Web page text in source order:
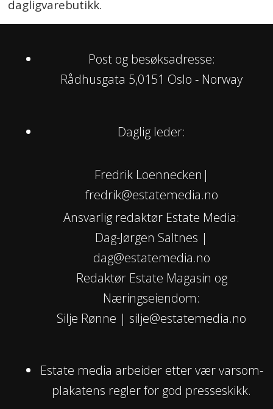
dagligvarebutikk.
Post og besøksadresse:
Rådhusgata 5,0151 Oslo - Norway
Daglig leder:
Fredrik Loennecken|
fredrik@estatemedia.no
Ansvarlig redaktør Estate Media:
Dag-Jørgen Saltnes |
dag@estatemedia.no
Redaktør Estate Magasin og
Næringseiendom:
Silje Rønne | silje@estatemedia.no
Estate media arbeider etter vær varsom-
plakatens regler for god presseskikk.